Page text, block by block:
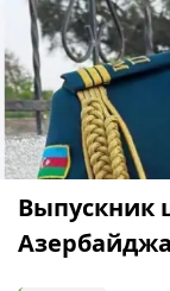
Выпускник